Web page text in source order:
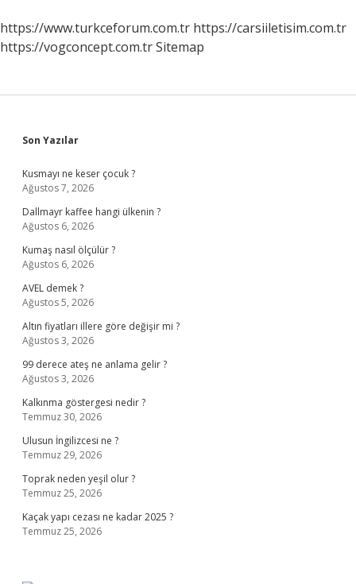
https://www.turkceforum.com.tr https://carsiiletisim.com.tr
https://vogconcept.com.trSitemap
Sidebar
Son Yazılar
Kusmayı ne keser çocuk ?
Ağustos 7, 2026
Dallmayr kaffee hangi ülkenin ?
Ağustos 6, 2026
Kumaş nasıl ölçülür ?
Ağustos 6, 2026
AVEL demek ?
Ağustos 5, 2026
Altın fiyatları illere göre değişir mi ?
Ağustos 3, 2026
99 derece ateş ne anlama gelir ?
Ağustos 3, 2026
Kalkınma göstergesi nedir ?
Temmuz 30, 2026
Ulusun İngilizcesi ne ?
Temmuz 29, 2026
Toprak neden yeşil olur ?
Temmuz 25, 2026
Kaçak yapı cezası ne kadar 2025 ?
Temmuz 25, 2026